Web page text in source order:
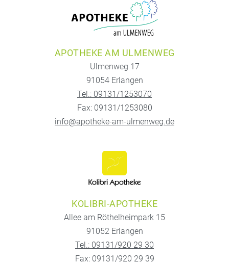
APOTHEKE AM ULMENWEG
Ulmenweg 17
91054 Erlangen
Tel.: 09131/1253070
Fax: 09131/1253080
info@apotheke-am-ulmenweg.de
KOLIBRI-APOTHEKE
Allee am Röthelheimpark 15
91052 Erlangen
Tel.: 09131/920 29 30
Fax: 09131/920 29 39